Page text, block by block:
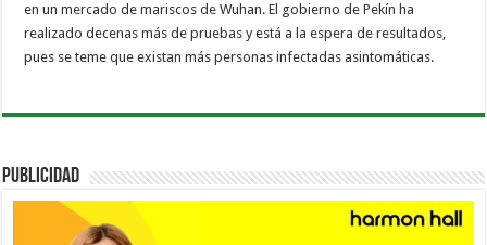
en un mercado de mariscos de Wuhan. El gobierno de Pekín ha
realizado decenas más de pruebas y está a la espera de resultados,
pues se teme que existan más personas infectadas asintomáticas.
PUBLICIDAD